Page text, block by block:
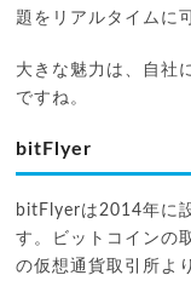
題をリアルタイムに
大きな魅力は、自社
ですね。
bitFlyer
bitFlyerは2014年に
す。ビットコインの
の仮想通貨取引所よ